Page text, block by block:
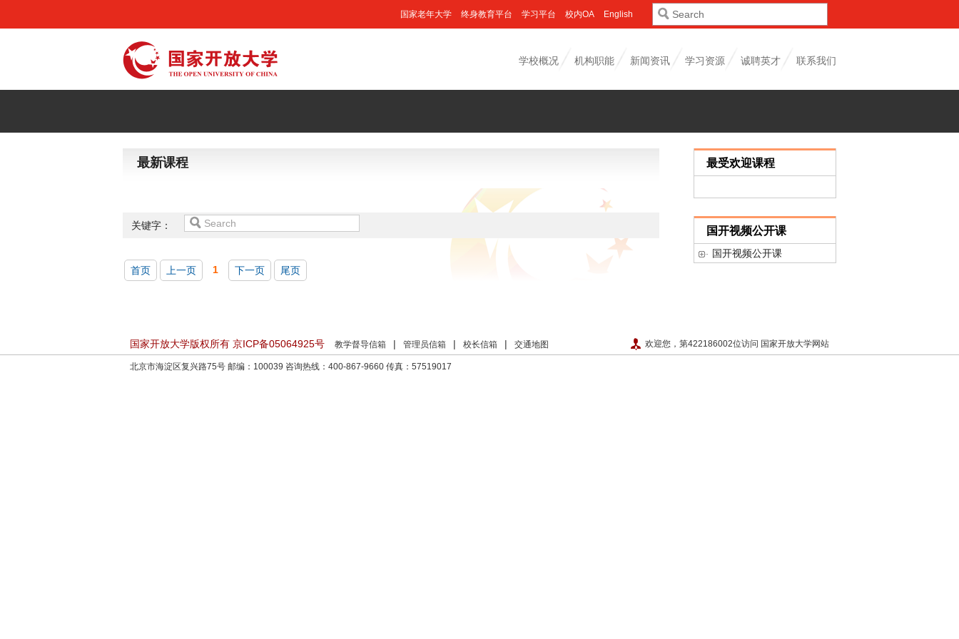
English
校内OA
学习平台
终身教育平台
国家老年大学
学校概况 机构职能 新闻资讯 学习资源 诚聘英才 联系我们
最受欢迎课程
国开视频公开课
国开视频公开课
最新课程
关键字：
首页 上一页 1 下一页 尾页
国家开放大学版权所有 京ICP备05064925号 教学督导信箱 | 管理员信箱 | 校长信箱 | 交通地图 欢迎您，第422186002位访问 国家开放大学网站
北京市海淀区复兴路75号 邮编：100039 咨询热线：400-867-9660 传真：57519017